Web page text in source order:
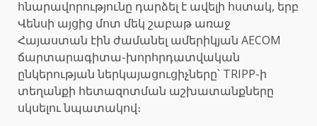
հնարավորությունը դարձել է ավելի հստակ, երբ
Վենսի այցից մոտ մեկ շաբաթ առաջ
Հայաստան էին ժամանել ամերիկյան AECOM
ճարտարագիտա-խորհրդատվական
ընկերության ներկայացուցիչները՝ TRIPP-ի
տեղանքի հետազոտման աշխատանքները
սկսելու նպատակով։